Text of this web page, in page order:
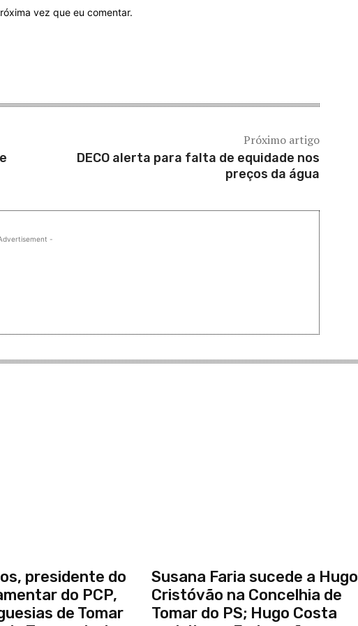
vez que eu comentar.
Próximo artigo
DECO alerta para falta de equidade nos
preços da água
-
presidente do
do PCP,
de Tomar
Susana Faria sucede a Hugo
Cristóvão na Concelhia de
Tomar do PS; Hugo Costa